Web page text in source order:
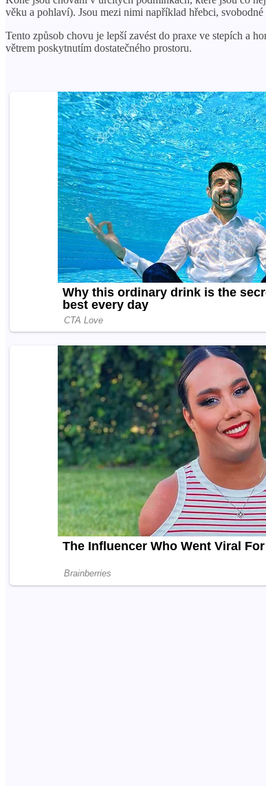
věku a pohlaví). Jsou mezi nimi například hřebci, svobodné
Tento způsob chovu je lepší zavést do praxe ve stepích a
větrem poskytnutím dostatečného prostoru.